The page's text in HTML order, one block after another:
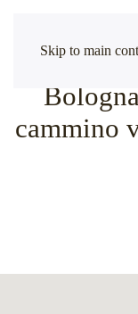
Skip to main
cammino